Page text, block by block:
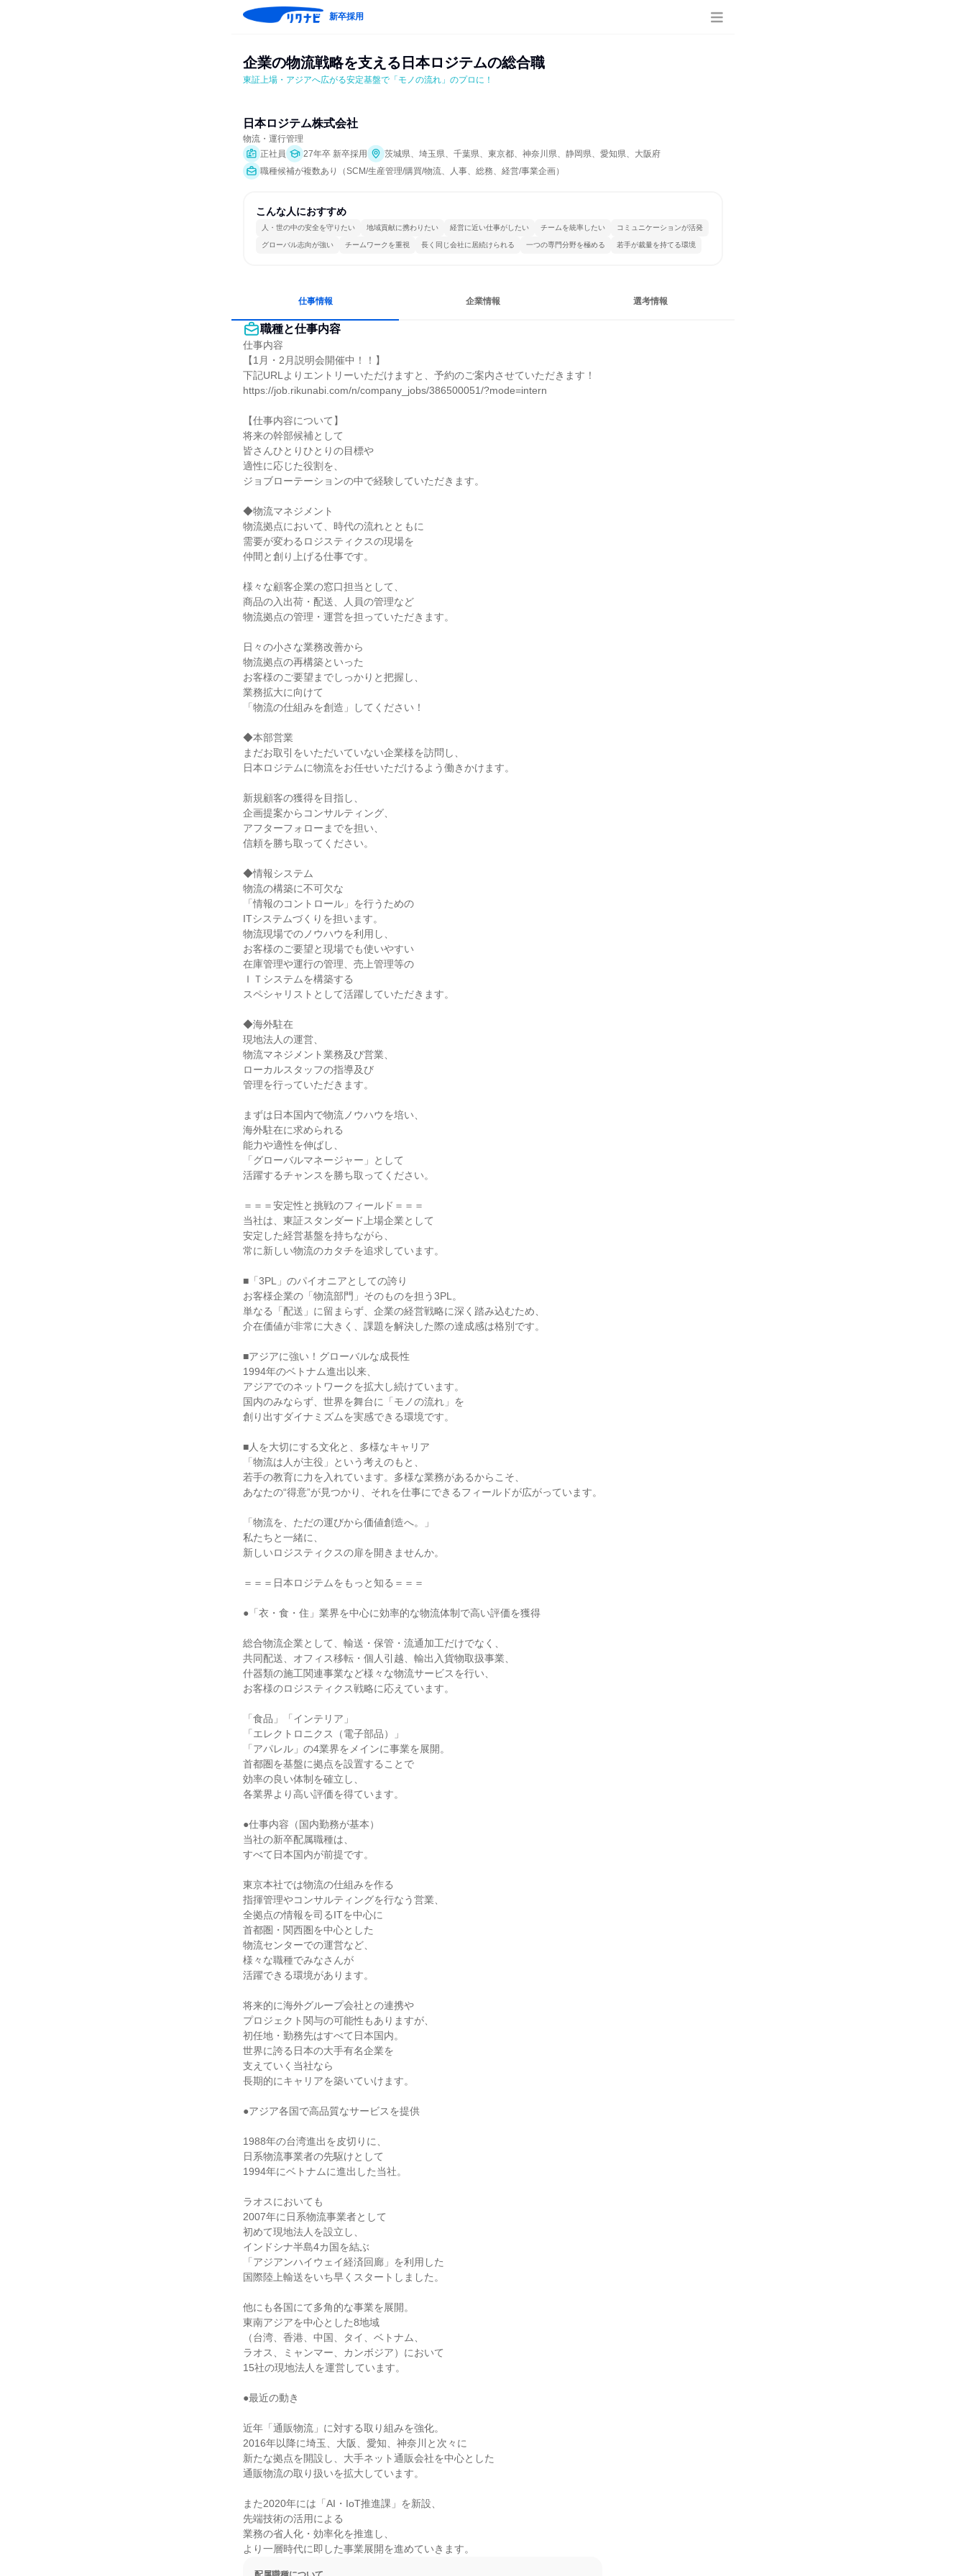
新卒採用
企業の物流戦略を支える日本ロジテムの総合職
東証上場・アジアへ広がる安定基盤で「モノの流れ」のプロに！
日本ロジテム株式会社
物流・運行管理
正社員
27年卒 新卒採用
茨城県、埼玉県、千葉県、東京都、神奈川県、静岡県、愛知県、大阪府
職種候補が複数あり（SCM/生産管理/購買/物流、人事、総務、経営/事業企画）
こんな人におすすめ
人・世の中の安全を守りたい 地域貢献に携わりたい 経営に近い仕事がしたい チームを統率したい コミュニケーションが活発
グローバル志向が強い チームワークを重視 長く同じ会社に居続けられる 一つの専門分野を極める 若手が裁量を持てる環境
仕事情報 企業情報 選考情報
職種と仕事内容
仕事内容
【1月・2月説明会開催中！！】
下記URLよりエントリーいただけますと、予約のご案内させていただきます！
https://job.rikunabi.com/n/company_jobs/386500051/?mode=intern
【仕事内容について】
将来の幹部候補として
皆さんひとりひとりの目標や
適性に応じた役割を、
ジョブローテーションの中で経験していただきます。
◆物流マネジメント
物流拠点において、時代の流れとともに
需要が変わるロジスティクスの現場を
仲間と創り上げる仕事です。
様々な顧客企業の窓口担当として、
商品の入出荷・配送、人員の管理など
物流拠点の管理・運営を担っていただきます。
日々の小さな業務改善から
物流拠点の再構築といった
お客様のご要望までしっかりと把握し、
業務拡大に向けて
「物流の仕組みを創造」してください！
◆本部営業
まだお取引をいただいていない企業様を訪問し、
日本ロジテムに物流をお任せいただけるよう働きかけます。
新規顧客の獲得を目指し、
企画提案からコンサルティング、
アフターフォローまでを担い、
信頼を勝ち取ってください。
◆情報システム
物流の構築に不可欠な
「情報のコントロール」を行うための
ITシステムづくりを担います。
物流現場でのノウハウを利用し、
お客様のご要望と現場でも使いやすい
在庫管理や運行の管理、売上管理等の
ＩＴシステムを構築する
スペシャリストとして活躍していただきます。
◆海外駐在
現地法人の運営、
物流マネジメント業務及び営業、
ローカルスタッフの指導及び
管理を行っていただきます。
まずは日本国内で物流ノウハウを培い、
海外駐在に求められる
能力や適性を伸ばし、
「グローバルマネージャー」として
活躍するチャンスを勝ち取ってください。
＝＝＝安定性と挑戦のフィールド＝＝＝
当社は、東証スタンダード上場企業として
安定した経営基盤を持ちながら、
常に新しい物流のカタチを追求しています。
■「3PL」のパイオニアとしての誇り
お客様企業の「物流部門」そのものを担う3PL。
単なる「配送」に留まらず、企業の経営戦略に深く踏み込むため、
介在価値が非常に大きく、課題を解決した際の達成感は格別です。
■アジアに強い！グローバルな成長性
1994年のベトナム進出以来、
アジアでのネットワークを拡大し続けています。
国内のみならず、世界を舞台に「モノの流れ」を
創り出すダイナミズムを実感できる環境です。
■人を大切にする文化と、多様なキャリア
「物流は人が主役」という考えのもと、
若手の教育に力を入れています。多様な業務があるからこそ、
あなたの“得意”が見つかり、それを仕事にできるフィールドが広がっています。
「物流を、ただの運びから価値創造へ。」
私たちと一緒に、
新しいロジスティクスの扉を開きませんか。
＝＝＝日本ロジテムをもっと知る＝＝＝
●「衣・食・住」業界を中心に効率的な物流体制で高い評価を獲得
総合物流企業として、輸送・保管・流通加工だけでなく、
共同配送、オフィス移転・個人引越、輸出入貨物取扱事業、
什器類の施工関連事業など様々な物流サービスを行い、
お客様のロジスティクス戦略に応えています。
「食品」「インテリア」
「エレクトロニクス（電子部品）」
「アパレル」の4業界をメインに事業を展開。
首都圏を基盤に拠点を設置することで
効率の良い体制を確立し、
各業界より高い評価を得ています。
●仕事内容（国内勤務が基本）
当社の新卒配属職種は、
すべて日本国内が前提です。
東京本社では物流の仕組みを作る
指揮管理やコンサルティングを行なう営業、
全拠点の情報を司るITを中心に
首都圏・関西圏を中心とした
物流センターでの運営など、
様々な職種でみなさんが
活躍できる環境があります。
将来的に海外グループ会社との連携や
プロジェクト関与の可能性もありますが、
初任地・勤務先はすべて日本国内。
世界に誇る日本の大手有名企業を
支えていく当社なら
長期的にキャリアを築いていけます。
●アジア各国で高品質なサービスを提供
1988年の台湾進出を皮切りに、
日系物流事業者の先駆けとして
1994年にベトナムに進出した当社。
ラオスにおいても
2007年に日系物流事業者として
初めて現地法人を設立し、
インドシナ半島4カ国を結ぶ
「アジアンハイウェイ経済回廊」を利用した
国際陸上輸送をいち早くスタートしました。
他にも各国にて多角的な事業を展開。
東南アジアを中心とした8地域
（台湾、香港、中国、タイ、ベトナム、
ラオス、ミャンマー、カンボジア）において
15社の現地法人を運営しています。
●最近の動き
近年「通販物流」に対する取り組みを強化。
2016年以降に埼玉、大阪、愛知、神奈川と次々に
新たな拠点を開設し、大手ネット通販会社を中心とした
通販物流の取り扱いを拡大しています。
また2020年には「AI・IoT推進課」を新設、
先端技術の活用による
業務の省人化・効率化を推進し、
より一層時代に即した事業展開を進めていきます。